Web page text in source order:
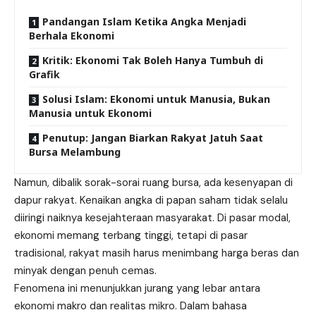
Pandangan Islam Ketika Angka Menjadi
Berhala Ekonomi
Kritik: Ekonomi Tak Boleh Hanya Tumbuh di
Grafik
Solusi Islam: Ekonomi untuk Manusia, Bukan
Manusia untuk Ekonomi
Penutup: Jangan Biarkan Rakyat Jatuh Saat
Bursa Melambung
Namun, dibalik sorak-sorai ruang bursa, ada kesenyapan di
dapur rakyat. Kenaikan angka di papan saham tidak selalu
diiringi naiknya kesejahteraan masyarakat. Di pasar modal,
ekonomi memang terbang tinggi, tetapi di pasar
tradisional, rakyat masih harus menimbang harga beras dan
minyak dengan penuh cemas.
Fenomena ini menunjukkan jurang yang lebar antara
ekonomi makro dan realitas mikro. Dalam bahasa